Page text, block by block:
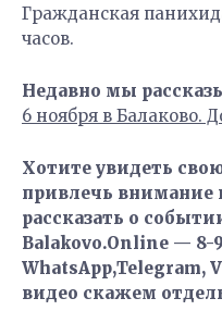
Гражданская
часов.
Недавно мы
6 ноября в Балаково.
Хотите увидеть
привлечь внимание
рассказать о
Balakovo.Online — 8-
WhatsApp,Telegram,
видео скажем